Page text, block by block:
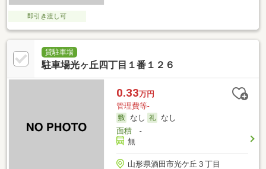
即引き渡し可
貸駐車場
駐車場光ヶ丘四丁目１番１２６
0.33万円
管理費等-
なし
なし
面積-
無
山形県酒田市光ケ丘３丁目